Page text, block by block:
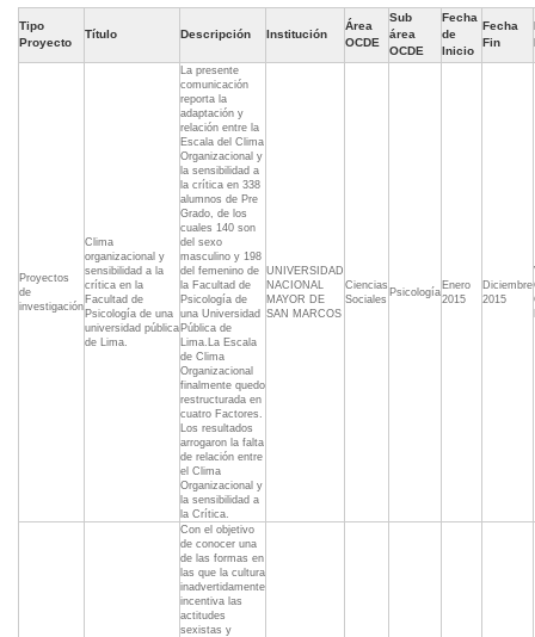
Tipo
Proyecto
Título Descripción Institución
Área
OCDE
Sub
área
OCDE
Fecha
de
Inicio
Fecha
Fin
Proyectos
de
investigación
Clima
organizacional y
sensibilidad a la
crítica en la
Facultad de
Psicología de una
universidad pública
de Lima.
La presente
comunicación
reporta la
adaptación y
relación entre la
Escala del Clima
Organizacional y
la sensibilidad a
la crítica en 338
alumnos de Pre
Grado, de los
cuales 140 son
del sexo
masculino y 198
del femenino de
la Facultad de
Psicología de
una Universidad
Pública de
Lima.La Escala
de Clima
Organizacional
finalmente quedo
restructurada en
cuatro Factores.
Los resultados
arrogaron la falta
de relación entre
el Clima
Organizacional y
la sensibilidad a
la Crítica.
UNIVERSIDAD
NACIONAL
MAYOR DE
SAN MARCOS
Ciencias
Sociales
Psicología
Enero
2015
Diciembre
2015
Con el objetivo
de conocer una
de las formas en
las que la cultura
inadvertidamente
incentiva las
actitudes
sexistas y